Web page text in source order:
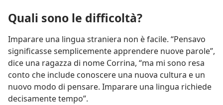
Quali sono le difficoltà?
Imparare una lingua straniera non è facile. “Pensavo
significasse semplicemente apprendere nuove parole”,
dice una ragazza di nome Corrina, “ma mi sono resa
conto che include conoscere una nuova cultura e un
nuovo modo di pensare. Imparare una lingua richiede
decisamente tempo”.